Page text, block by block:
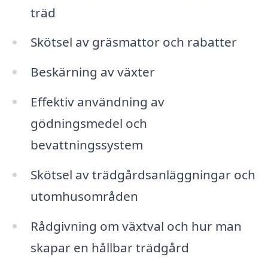
träd
Skötsel av gräsmattor och rabatter
Beskärning av växter
Effektiv användning av
gödningsmedel och
bevattningssystem
Skötsel av trädgårdsanläggningar och
utomhusområden
Rådgivning om växtval och hur man
skapar en hållbar trädgård